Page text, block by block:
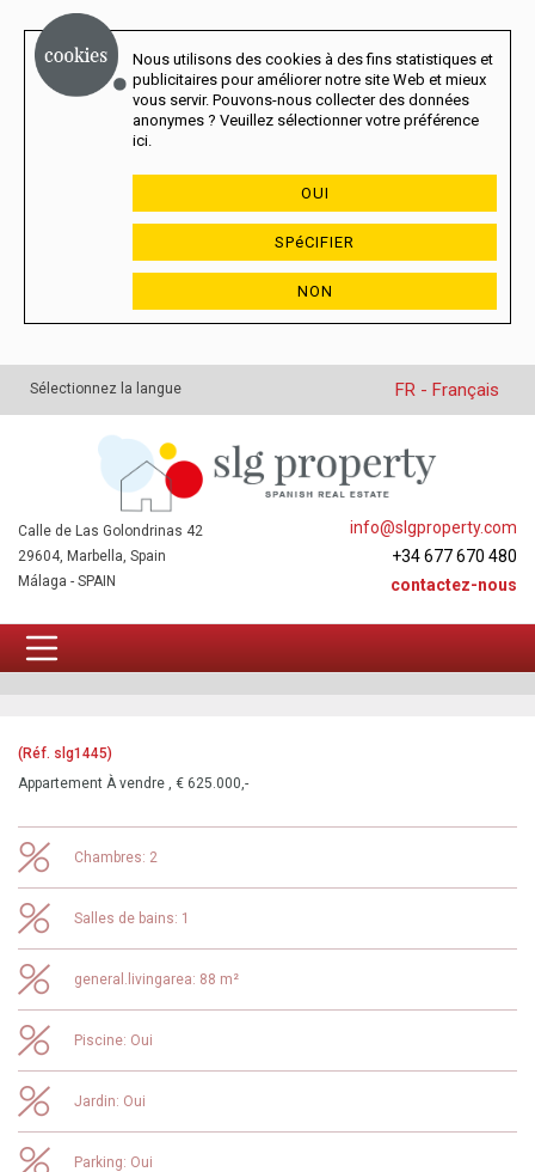
Nous utilisons des cookies à des fins statistiques et
publicitaires pour améliorer notre site Web et mieux
vous servir. Pouvons-nous collecter des données
anonymes ? Veuillez sélectionner votre préférence
ici.
OUI
SPéCIFIER
NON
Sélectionnez la langue FR - Français
info@slgproperty.com
+34 677 670 480
contactez-nous
Calle de Las Golondrinas 42
29604, Marbella, Spain
Málaga - SPAIN
(Réf. slg1445)
Appartement À vendre , € 625.000,-
Chambres: 2
Salles de bains: 1
general.livingarea: 88 m²
Piscine: Oui
Jardin: Oui
Parking: Oui